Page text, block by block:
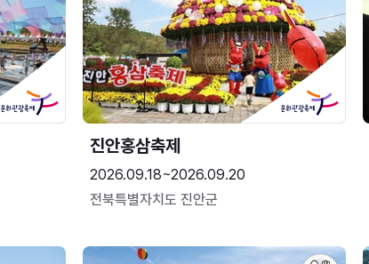
진안홍삼축제
2026.09.18~2026.09.20
전북특별자치도 진안군